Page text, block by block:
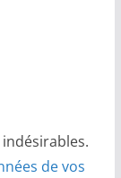
de vos